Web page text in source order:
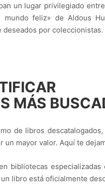
un lugar privilegiado
mundo feliz» de Aldous
por coleccionistas.
MÁS
de libros
mayor valor. Aquí te
bibliotecas
libro está oficialmente